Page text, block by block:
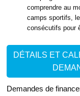
comprendre au
camps sportifs,
consécutifs pour
DÉTAILS ET
Demandes de